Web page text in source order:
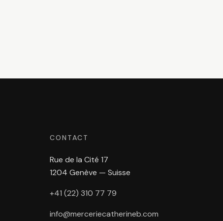
CONTACT
Rue de la Cité 17
1204 Genève — Suisse
+41 (22) 310 77 79
info@merceriecatherineb.com